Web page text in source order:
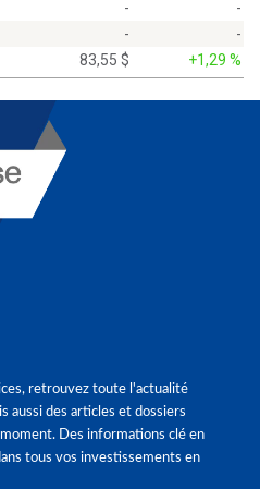
-
-
-
-
83,55 $ +1,29 %
retrouvez toute l'actualité
aussi des articles et dossiers
Des informations clé en
tous vos investissements en